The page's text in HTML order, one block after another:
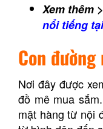
Xem thêm
nổi tiếng
Con
Nơi đây được
đồ mê mua
mặt hàng từ nội